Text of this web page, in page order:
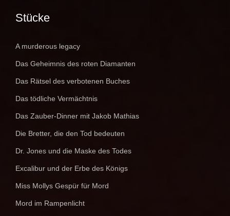
Stücke
A murderous legacy
Das Geheimnis des roten Diamanten
Das Rätsel des verbotenen Buches
Das tödliche Vermächtnis
Das Zauber-Dinner mit Jakob Mathias
Die Bretter, die den Tod bedeuten
Dr. Jones und die Maske des Todes
Excalibur und der Erbe des Königs
Miss Mollys Gespür für Mord
Mord im Rampenlicht